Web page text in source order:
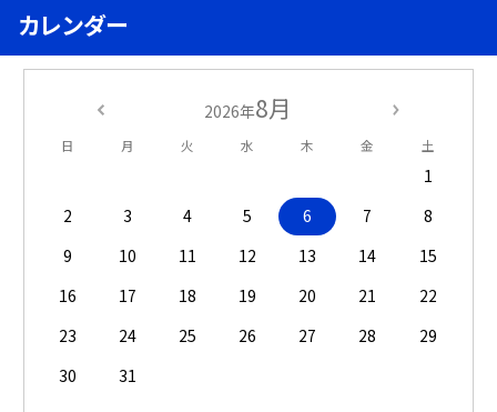
カレンダー
2026年8月
日 月 火 水 木 金 土
1
2
3 4 5 6 7
8
9
10 11 12 13 14
15
16
17 18 19 20 21
22
23
24 25 26 27 28
29
30
31